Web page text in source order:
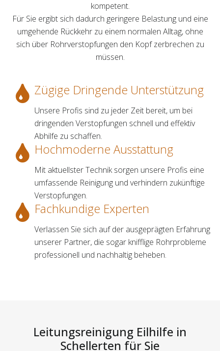
kompetent.
Für Sie ergibt sich dadurch geringere Belastung und eine
umgehende Rückkehr zu einem normalen Alltag, ohne
sich über Rohrverstopfungen den Kopf zerbrechen zu
müssen.
Zügige Dringende Unterstützung
Unsere Profis sind zu jeder Zeit bereit, um bei
dringenden Verstopfungen schnell und effektiv
Abhilfe zu schaffen.
Hochmoderne Ausstattung
Mit aktuellster Technik sorgen unsere Profis eine
umfassende Reinigung und verhindern zukünftige
Verstopfungen.
Fachkundige Experten
Verlassen Sie sich auf der ausgeprägten Erfahrung
unserer Partner, die sogar knifflige Rohrprobleme
professionell und nachhaltig beheben.
Leitungsreinigung Eilhilfe in
Schellerten für Sie